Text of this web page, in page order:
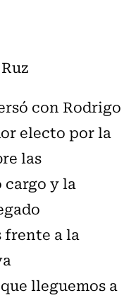
con Rodrigo
electo por la
las
y la
frente a la
lleguemos a